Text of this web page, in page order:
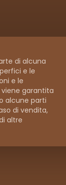
di alcuna
e le
e le
garantita
alcune parti
di vendita,
altre